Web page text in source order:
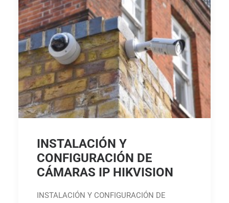
INSTALACIÓN Y
CONFIGURACIÓN DE
CÁMARAS IP HIKVISION
INSTALACIÓN Y CONFIGURACIÓN DE